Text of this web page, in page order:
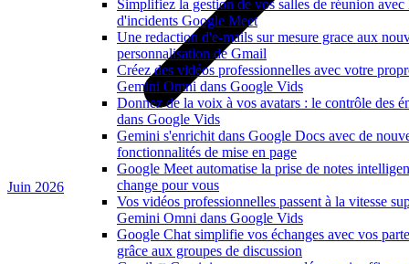
Simplifiez la gestion de vos salles de réunion avec
d'incidents Google Meet
Une redaction d'e-mails sur mesure grace aux
personnalisation de Gmail
Créez des vidéos professionnelles avec votre
Gemini Omni dans Google Vids
Donnez de la voix à vos avatars : le contrôle des
dans Google Vids
Gemini s'enrichit dans Google Docs avec de
fonctionnalités de mise en page
Google Meet automatise la prise de notes
change pour vous
Vos vidéos professionnelles passent à la vitesse
Gemini Omni dans Google Vids
Google Chat simplifie vos échanges avec vos
grâce aux groupes de discussion
Juin 2026